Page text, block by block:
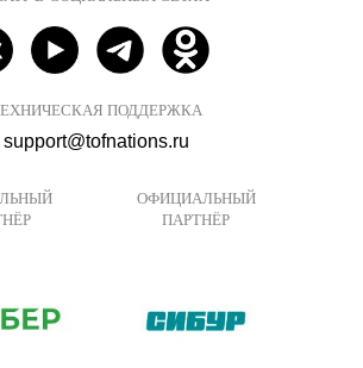
ПОДДЕРЖКА
support@tofnations.ru
ОФИЦИАЛЬНЫЙ
ПАРТНЁР